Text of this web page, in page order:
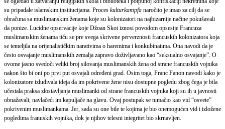
su pripadale islamskim institucijama. Proces kulturkampfa naročito je imao za cilj da se
obračuna sa muslimanskim ženama koje su kolonizatori na najbizarnije načine pokušavali
da ponize. Lucidne opservacije koje Džoan Skot iznosi povodom opsesije Francuza
muslimanskim ženama tiču se pre svega skrivene perverznosti francuskih kolonizatora koja
se temeljila na orijenalističkim narativima o haremima i konkubinatima. Ona navodi da je
često osvajanje muslimanskih zemalja zapravo doživljavano kao “seksualno osvajanje”. O
ovome jasno svedoči veliki broj silovanja muslimanskih žena od strane francuskih vojnika
nakon što bi oni po prvi put osvajali određeni grad. Osim toga, Franc Fanon navodi kako je
kolonizatore izluđivala ideja da im pokrivene žene nisu dostupne pogledu zbog čega je bila
učestala praksa zlostavljanja muslimanki od strane francuskih vojnika koji su ih u javnosti
obnažavali, navlačeći im kapuljače na glavu. Ovaj postupak se tumačio kao vid “osvete”
pokrivenim muslimankama. Jer, sada su one bile te kojima je bio onemogućen vid i izložene
pogledima franuskih vojnika, dok je njihov telesni integritet bio skrnavljen.